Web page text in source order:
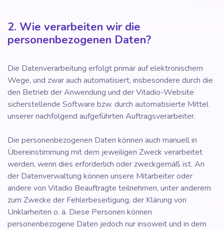
2. Wie verarbeiten wir die
personenbezogenen Daten?
Die Datenverarbeitung erfolgt primär auf elektronischem
Wege, und zwar auch automatisiert, insbesondere durch die
den Betrieb der Anwendung und der Vitadio-Website
sicherstellende Software bzw. durch automatisierte Mittel
unserer nachfolgend aufgeführten Auftragsverarbeiter.
Die personenbezogenen Daten können auch manuell in
Übereinstimmung mit dem jeweiligen Zweck verarbeitet
werden, wenn dies erforderlich oder zweckgemäß ist. An
der Datenverwaltung können unsere Mitarbeiter oder
andere von Vitadio Beauftragte teilnehmen, unter anderem
zum Zwecke der Fehlerbeseitigung, der Klärung von
Unklarheiten o. ä. Diese Personen können
personenbezogene Daten jedoch nur insoweit und in dem